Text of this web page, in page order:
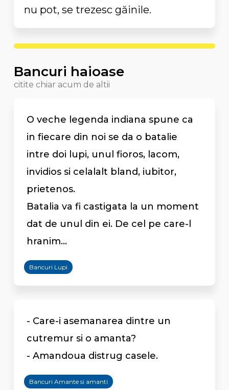
nu pot, se trezesc găinile.
Bancuri haioase
citite chiar acum de altii
O veche legenda indiana spune ca
in fiecare din noi se da o batalie
intre doi lupi, unul fioros, lacom,
invidios si celalalt bland, iubitor,
prietenos.
Batalia va fi castigata la un moment
dat de unul din ei. De cel pe care-l
hranim...
Bancuri Lupi
- Care-i asemanarea dintre un
cutremur si o amanta?
- Amandoua distrug casele.
Bancuri Amante si amanti